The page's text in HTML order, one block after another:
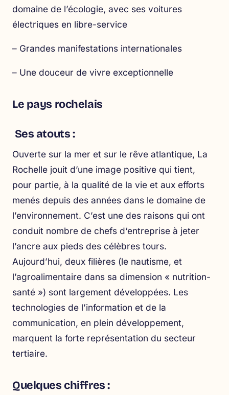
domaine de l’écologie, avec ses voitures
électriques en libre-service
– Grandes manifestations internationales
– Une douceur de vivre exceptionnelle
Le pays rochelais
Ses atouts :
Ouverte sur la mer et sur le rêve atlantique, La
Rochelle jouit d’une image positive qui tient,
pour partie, à la qualité de la vie et aux efforts
menés depuis des années dans le domaine de
l’environnement. C’est une des raisons qui ont
conduit nombre de chefs d‘entreprise à jeter
l’ancre aux pieds des célèbres tours.
Aujourd’hui, deux filières (le nautisme, et
l’agroalimentaire dans sa dimension « nutrition-
santé ») sont largement développées. Les
technologies de l’information et de la
communication, en plein développement,
marquent la forte représentation du secteur
tertiaire.
Quelques chiffres :